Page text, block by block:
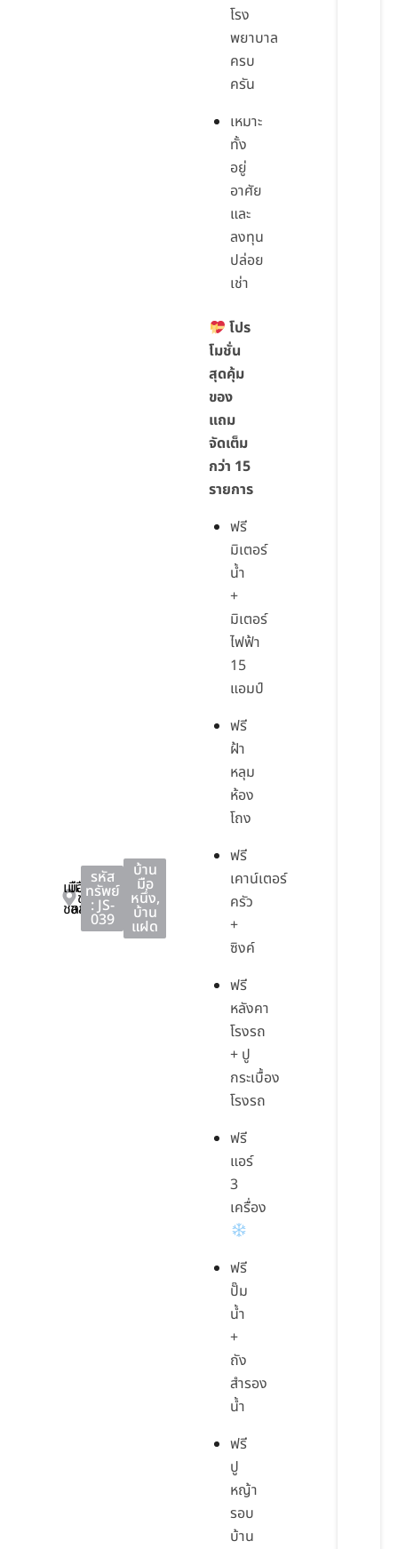
เมือง
ชลบุรี
เมือง
ชลบุรี
ชลบุรี
รหัส
ทรัพย์
: JS-
039
บ้าน
มือ
หนึ่ง,
บ้าน
แฝด
โรง
พยาบาล
ครบ
ครัน
เหมาะ
ทั้ง
อยู่
อาศัย
และ
ลงทุน
ปล่อย
เช่า
โปร
โมชั่น
สุดคุ้ม
ของ
แถม
จัดเต็ม
กว่า 15
รายการ
ฟรี
มิเตอร์
น้ำ
+
มิเตอร์
ไฟฟ้า
15
แอมป์
ฟรี
ฝ้า
หลุม
ห้อง
โถง
ฟรี
เคาน์เตอร์
ครัว
+
ซิงค์
ฟรี
หลังคา
โรงรถ
+ ปู
กระเบื้อง
โรงรถ
ฟรี
แอร์
3
เครื่อง
ฟรี
ปั๊ม
น้ำ
+
ถัง
สำรอง
น้ำ
ฟรี
ปู
หญ้า
รอบ
บ้าน